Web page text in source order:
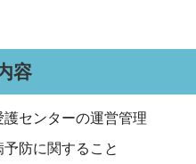
容
護センターの運営管理
予防に関すること